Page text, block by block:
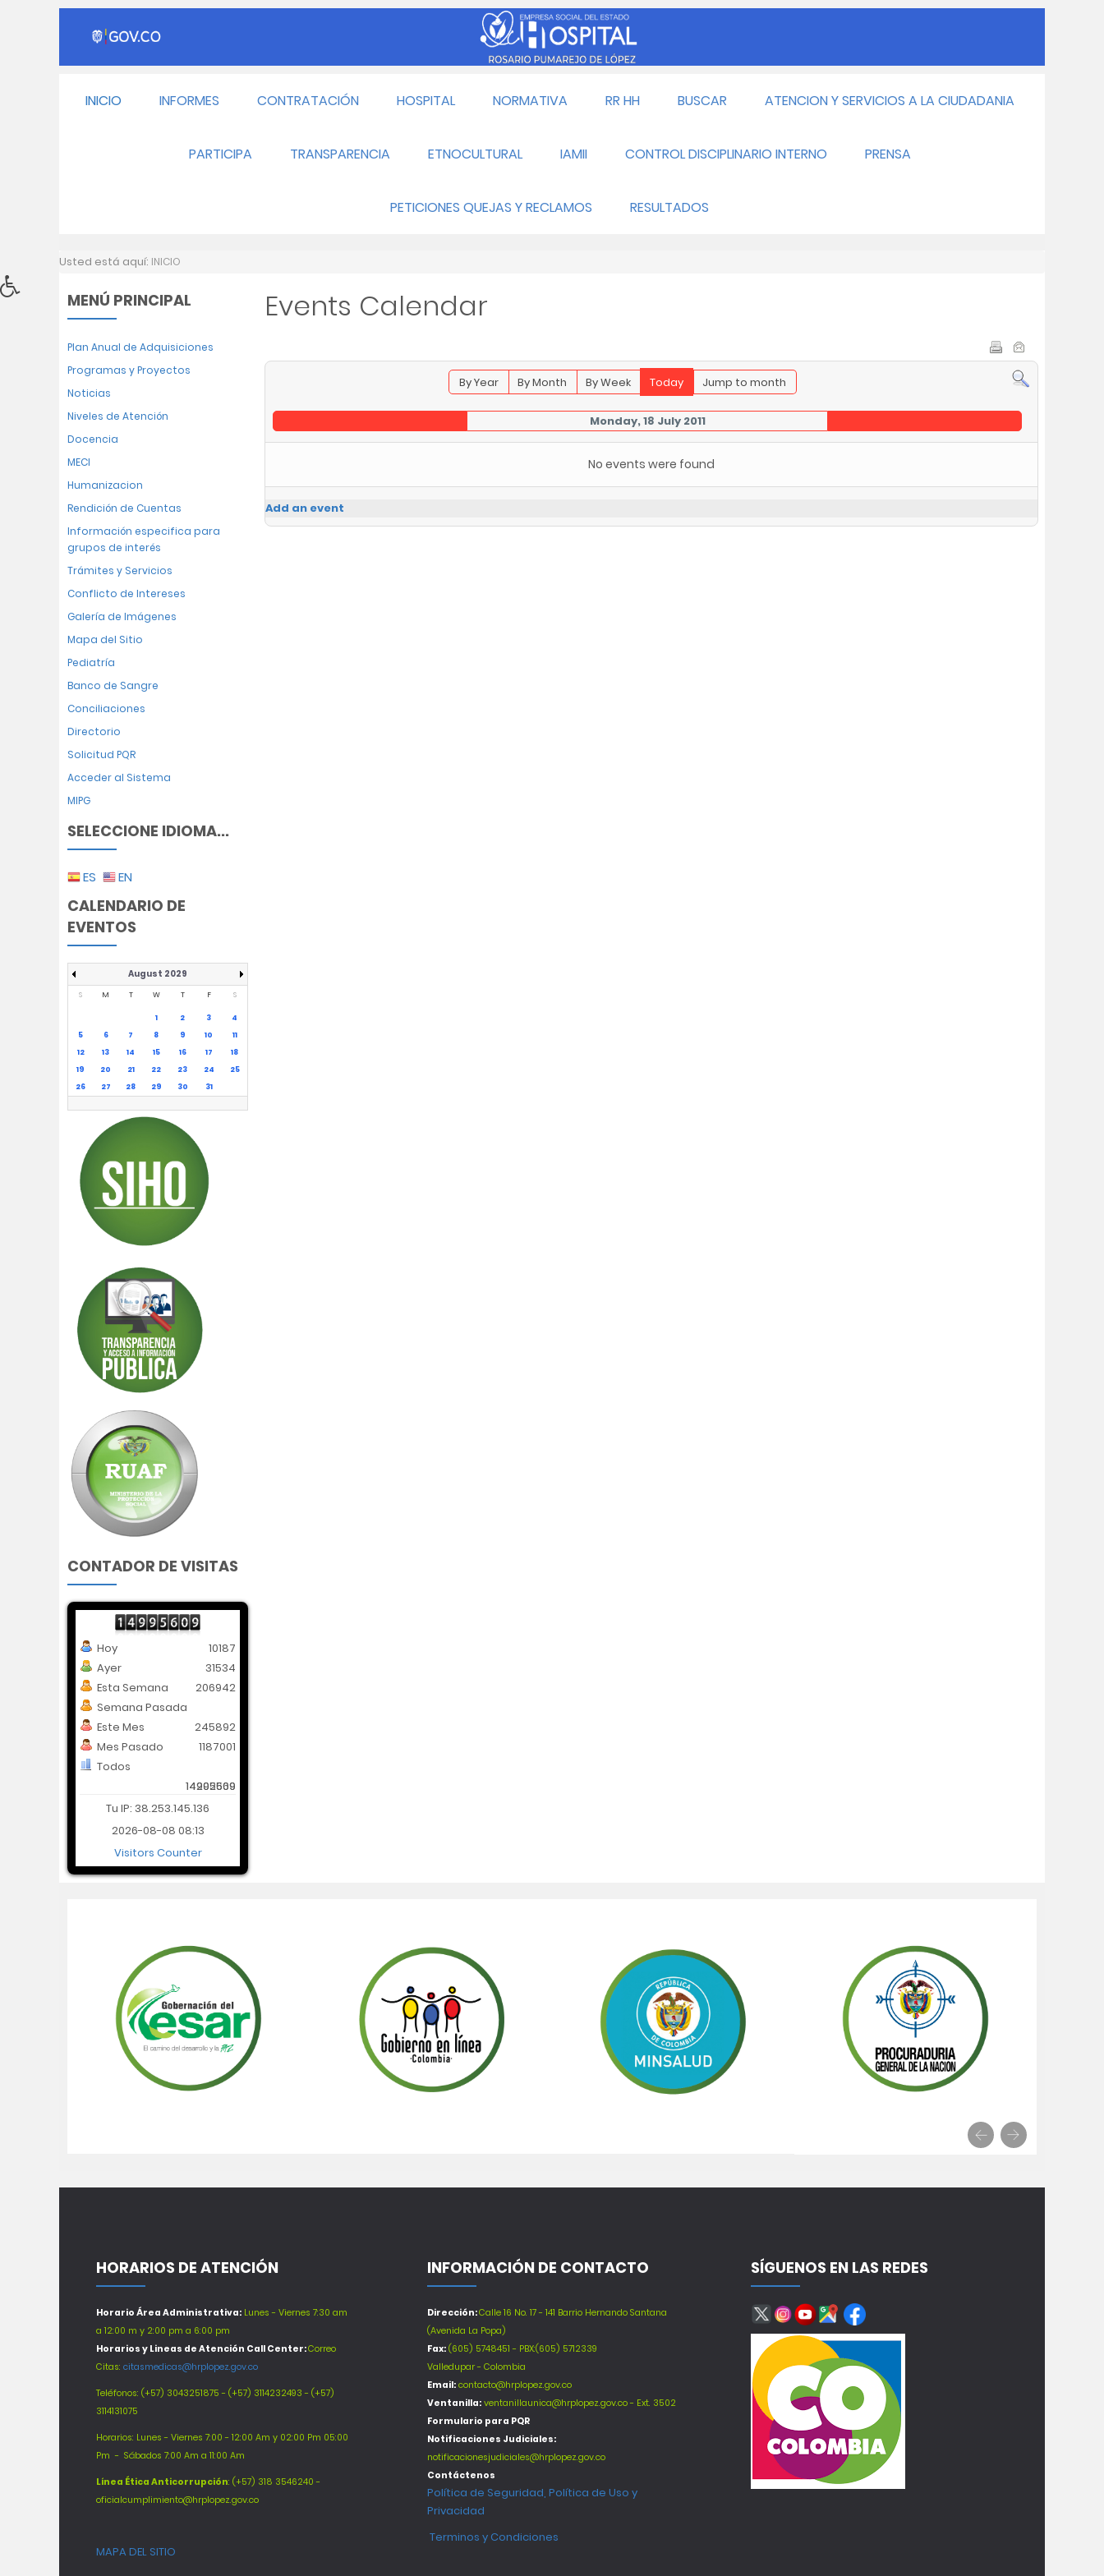
INICIO INFORMES CONTRATACIÓN HOSPITAL NORMATIVA RR HH BUSCAR ATENCION Y SERVICIOS A LA CIUDADANIA
PARTICIPA TRANSPARENCIA ETNOCULTURAL IAMII CONTROL DISCIPLINARIO INTERNO PRENSA
PETICIONES QUEJAS Y RECLAMOS RESULTADOS
Usted está aquí: INICIO
MENÚ PRINCIPAL
Plan Anual de Adquisiciones
Programas y Proyectos
Noticias
Niveles de Atención
Docencia
MECI
Humanizacion
Rendición de Cuentas
Información especifica para
grupos de interés
Trámites y Servicios
Conflicto de Intereses
Galería de Imágenes
Mapa del Sitio
Pediatría
Banco de Sangre
Conciliaciones
Directorio
Solicitud PQR
Acceder al Sistema
MIPG
SELECCIONE IDIOMA...
ES EN
CALENDARIO DE
EVENTOS
August 2029
S M T W T F S
1 2 3
4
5
6 7 8 9 10
11
12
13 14 15 16 17
18
19
20 21 22 23 24
25
26
27 28 29 30 31
CONTADOR DE VISITAS
Hoy
Ayer
Esta Semana
Semana Pasada
Este Mes
Mes Pasado
Todos
10187
31534
206942
14202569
245892
1187001
14995609
Tu IP: 38.253.145.136
2026-08-08 08:13
Visitors Counter
Events Calendar
By Year By Month By Week Today Jump to month
Monday, 18 July 2011
No events were found
Add an event
HORARIOS DE ATENCIÓN
Horario Área Administrativa: Lunes - Viernes 7:30 am
a 12:00 m y 2:00 pm a 6:00 pm
Horarios y Lineas de Atención Call Center:Correo
Citas: citasmedicas@hrplopez.gov.co
Teléfonos: (+57) 3043251875 - (+57) 3114232493 - (+57)
3114131075
Horarios: Lunes - Viernes 7:00 - 12:00 Am y 02:00 Pm 05:00
Pm - Sábados 7:00 Am a 11:00 Am
Línea Ética Anticorrupción: (+57) 318 3546240 -
oficialcumplimiento@hrplopez.gov.co
MAPA DEL SITIO
INFORMACIÓN DE CONTACTO
Dirección:Calle 16 No. 17 - 141 Barrio Hernando Santana
(Avenida La Popa)
Fax: (605) 5748451 - PBX:(605) 5712339
Valledupar - Colombia
Email: contacto@hrplopez.gov.co
Ventanilla: ventanillaunica@hrplopez.gov.co - Ext. 3502
Formulario para PQR
Notificaciones Judiciales:
notificacionesjudiciales@hrplopez.gov.co
Contáctenos
Política de Seguridad, Política de Uso y
Privacidad
Terminos y Condiciones
SÍGUENOS EN LAS REDES